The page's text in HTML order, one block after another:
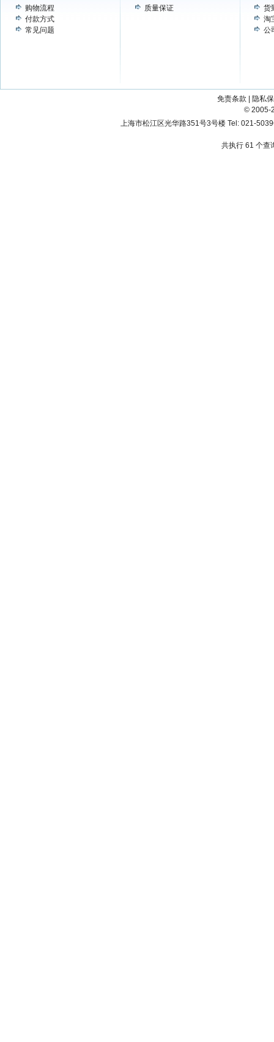
购物流程
付款方式
常见问题
质量保证
货
淘
公
免责条款
隐私
© 2005-
上海市松江区光华路351号3号楼 Tel: 021-
共执行 61 个查